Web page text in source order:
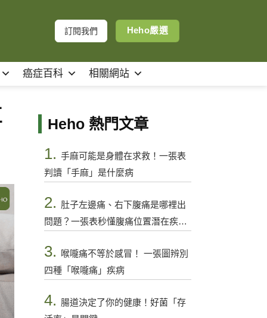
訂閱我們 Heho嚴選
癌症百科 相關網站
Heho 熱門文章
1. 手麻可能是身體在求救！一張表
判讀「手麻」是什麼病
2. 肚子左邊痛、右下腹痛是哪裡出
問題？一張表秒懂腹痛位置潛在疾病
3.
喉嚨痛不等於感冒！ 一張圖辨別
四種「喉嚨痛」疾病
4. 腸道決定了你的健康！好菌「存